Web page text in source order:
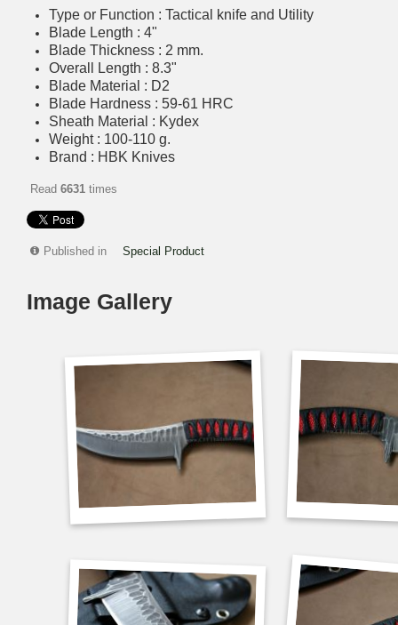
Type or Function : Tactical knife and Utility
Blade Length : 4"
Blade Thickness : 2 mm.
Overall Length : 8.3"
Blade Material : D2
Blade Hardness : 59-61 HRC
Sheath Material : Kydex
Weight : 100-110 g.
Brand : HBK Knives
Read 6631 times
Published in Special Product
Image Gallery